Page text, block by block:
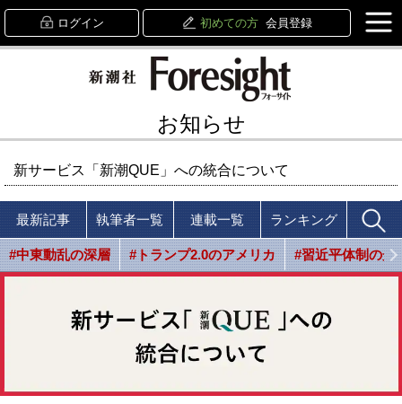
ログイン 初めての方 会員登録
お知らせ
新サービス「新潮QUE」への統合について
最新記事 執筆者一覧 連載一覧 ランキング
#中東動乱の深層 #トランプ2.0のアメリカ #習近平体制の光